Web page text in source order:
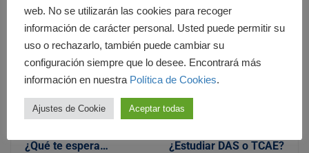
Cedesca
Publicación anterior
¿Qué te espera
Siguiente publicación
¿Estudiar DAS o TCAE?
web. No se utilizarán las cookies para recoger
información de carácter personal. Usted puede permitir su
uso o rechazarlo, también puede cambiar su
configuración siempre que lo desee. Encontrará más
información en nuestra Política de Cookies.
Ajustes de Cookie Aceptar todas